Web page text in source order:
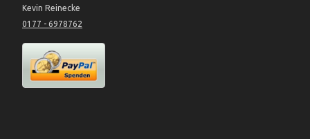
Kevin Reinecke
0177 - 6978762